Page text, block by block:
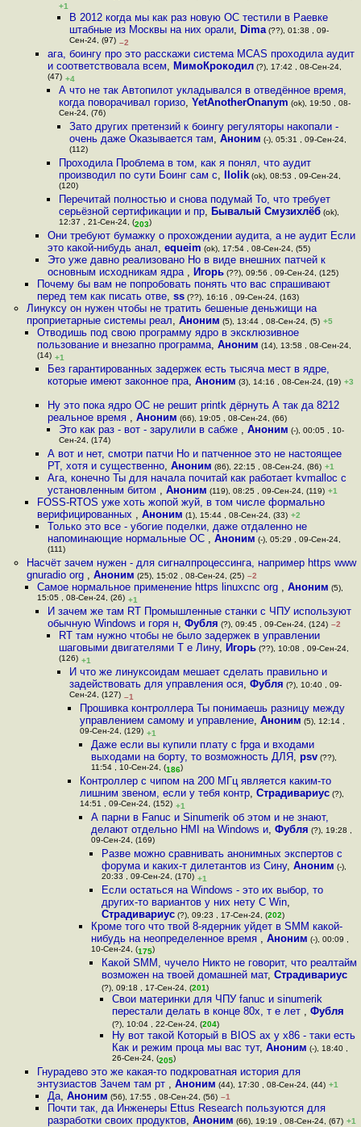
+1
В 2012 когда мы как раз новую ОС тестили в Раевке
штабные из Москвы на них орали, Dima(??), 01:38 , 09-
Сен-24, (97) –2
ага, боингу про это расскажи система MCAS проходила аудит
и соответствовала всем, МимоКрокодил (?), 17:42 , 08-Сен-24,
(47) +4
А что не так Автопилот укладывался в отведённое время,
когда поворачивал горизо, YetAnotherOnanym (ok), 19:50 , 08-
Сен-24, (76)
Зато других претензий к боингу регуляторы накопали -
очень даже Оказывается там, Аноним (-), 05:31 , 09-Сен-24,
(112)
Проходила Проблема в том, как я понял, что аудит
производил по сути Боинг сам с, llolik(ok), 08:53 , 09-Сен-24,
(120)
Перечитай полностью и снова подумай То, что требует
серьёзной сертификации и пр, Бывалый Смузихлёб(ok),
12:37 , 21-Сен-24, (203)
Они требуют бумажку о прохождении аудита, а не аудит Если
это какой-нибудь анал,equeim (ok), 17:54 , 08-Сен-24, (55)
Это уже давно реализовано Но в виде внешних патчей к
основным исходникам ядра , Игорь (??), 09:56 , 09-Сен-24, (125)
Почему бы вам не попробовать понять что вас спрашивают
перед тем как писать отве, ss(??), 16:16 , 09-Сен-24, (163)
Линуксу он нужен чтобы не тратить бешеные деньжищи на
проприетарные системы реал, Аноним (5), 13:44 , 08-Сен-24, (5) +5
Отводишь под свою программу ядро в эксклюзивное
пользование и внезапно программа, Аноним (14), 13:58 , 08-Сен-24,
(14) +1
Без гарантированных задержек есть тысяча мест в ядре,
которые имеют законное пра,Аноним (3), 14:16 , 08-Сен-24, (19) +3
Ну это пока ядро ОС не решит printk дёрнуть А так да 8212
реальное время ,Аноним (66), 19:05 , 08-Сен-24, (66)
Это как раз - вот - зарулили в сабже , Аноним (-), 00:05 , 10-
Сен-24, (174)
А вот и нет, смотри патчи Но и патченное это не настоящее
РТ, хотя и существенно,Аноним (86), 22:15 , 08-Сен-24, (86) +1
Ага, конечно Ты для начала почитай как работает kvmalloc с
установленным битом ,Аноним (119), 08:25 , 09-Сен-24, (119) +1
FOSS-RTOS уже хоть жопой жуй, в том числе формально
верифицированных , Аноним (1), 15:44 , 08-Сен-24, (33) +2
Только это все - убогие поделки, даже отдаленно не
напоминающие нормальные ОС ,Аноним (-), 05:29 , 09-Сен-24,
(111)
Насчёт зачем нужен - для сигналпроцессинга, например https www
gnuradio org , Аноним (25), 15:02 , 08-Сен-24, (25) –2
Самое нормальное применение https linuxcnc org , Аноним (5),
15:05 , 08-Сен-24, (26) +1
И зачем же там RT Промышленные станки с ЧПУ используют
обычную Windows и горя н,Фубля (?), 09:45 , 09-Сен-24, (124) –2
RT там нужно чтобы не было задержек в управлении
шаговыми двигателями Т е Лину, Игорь(??), 10:08 , 09-Сен-24,
(126) +1
И что же линуксоидам мешает сделать правильно и
задействовать для управления ося, Фубля (?), 10:40 , 09-
Сен-24, (127) –1
Прошивка контроллера Ты понимаешь разницу между
управлением самому и управление,Аноним (5), 12:14 ,
09-Сен-24, (129) +1
Даже если вы купили плату с fpga и входами
выходами на борту, то возможность ДЛЯ, psv(??),
11:54 , 10-Сен-24, (186)
Контроллер с чипом на 200 МГц является каким-то
лишним звеном, если у тебя контр,Страдивариус (?),
14:51 , 09-Сен-24, (152) +1
А парни в Fanuc и Sinumerik об этом и не знают,
делают отдельно HMI на Windows и, Фубля (?), 19:28 ,
09-Сен-24, (169)
Разве можно сравнивать анонимных экспертов с
форума и каких-т дилетантов из Сину, Аноним (-),
20:33 , 09-Сен-24, (170) +1
Если остаться на Windows - это их выбор, то
других-то вариантов у них нету С Win,
Страдивариус(?), 09:23 , 17-Сен-24, (202)
Кроме того что твой 8-ядерник уйдет в SMM какой-
нибудь на неопределенное время , Аноним (-), 00:09 ,
10-Сен-24, (175)
Какой SMM, чучело Никто не говорит, что реалтайм
возможен на твоей домашней мат, Страдивариус
(?), 09:18 , 17-Сен-24, (201)
Свои материнки для ЧПУ fanuc и sinumerik
перестали делать в конце 80х, т е лет ,Фубля
(?), 10:04 , 22-Сен-24, (204)
Ну вот такой Который в BIOS ах у x86 - таки есть
Как и режим проца мы вас тут,Аноним (-), 18:40 ,
26-Сен-24, (205)
Гнурадево это же какая-то подкроватная история для
энтузиастов Зачем там рт , Аноним (44), 17:30 , 08-Сен-24, (44) +1
Да,Аноним (56), 17:55 , 08-Сен-24, (56) –1
Почти так, да Инженеры Ettus Research пользуются для
разработки своих продуктов,Аноним (66), 19:19 , 08-Сен-24, (67) +1